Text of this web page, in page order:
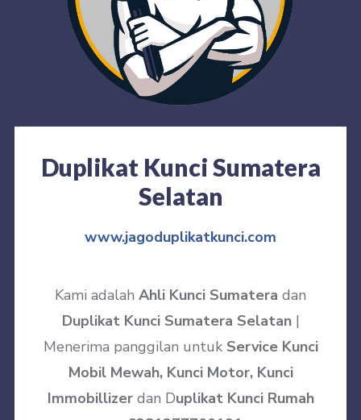
Duplikat Kunci Sumatera
Selatan
www.jagoduplikatkunci.com
Kami adalah Ahli Kunci Sumatera dan
Duplikat Kunci Sumatera Selatan|
Menerima panggilan untuk Service Kunci
Mobil Mewah, Kunci Motor, Kunci
Immobillizerdan Duplikat Kunci Rumah